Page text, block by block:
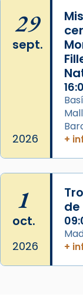
29
sept.
2026
+
1
oct.
2026
de
+